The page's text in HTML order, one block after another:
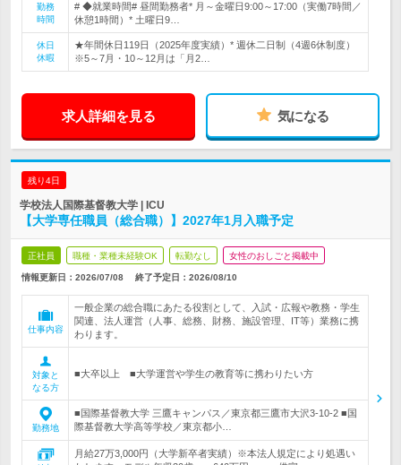
勤務
時間
# ◆就業時間# 昼間勤務者* 月～金曜日9:00～17:00（実働7時間／
休憩1時間）* 土曜日9…
休日
休暇
★年間休日119日（2025年度実績）* 週休二日制（4週6休制度）
※5～7月・10～12月は「月2…
求人詳細を見る 気になる
残り4日
学校法人国際基督教大学 | ICU
【大学専任職員（総合職）】2027年1月入職予定
正社員 職種・業種未経験OK 転勤なし 女性のおしごと掲載中
情報更新日：2026/07/08 終了予定日： 2026/08/10
仕事内容
一般企業の総合職にあたる役割として、入試・広報や教務・学生
関連、法人運営（人事、総務、財務、施設管理、IT等）業務に携
わります。
対象と
なる方
■大卒以上 ■大学運営や学生の教育等に携わりたい方
勤務地
■国際基督教大学 三鷹キャンパス／東京都三鷹市大沢3-10-2 ■国
際基督教大学高等学校／東京都小…
月給27万3,000円（大学新卒者実績）※本法人規定により処遇い